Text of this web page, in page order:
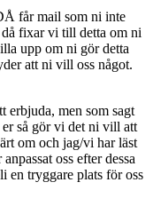
får mail som ni inte
fixar vi till detta om ni
upp om ni gör detta
att ni vill oss något.
erbjuda, men som sagt
er så gör vi det ni vill att
om och jag/vi har läst
oss efter dessa
en tryggare plats för oss